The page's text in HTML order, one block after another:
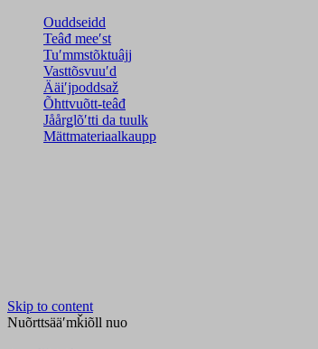
Ouddseidd
Teâđ meeʹst
Tuʹmmstõktuâjj
Vasttõsvuuʹd
Ääiʹjpoddsaž
Õhttvuõtt-teâđ
Jåårǥlõʹtti da tuulk
Mättmateriaalkaupp
Skip to content
Nuõrttsääʹmǩiõll nuo